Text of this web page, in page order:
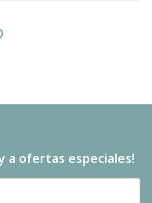
a ofertas especiales!